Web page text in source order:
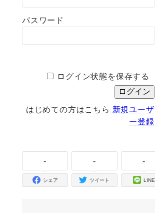
パスワード
ログイン状態を保存する
はじめての方はこちら 新規ユーザ
ー登録
-
シェア
-
ツイート
-
LINE